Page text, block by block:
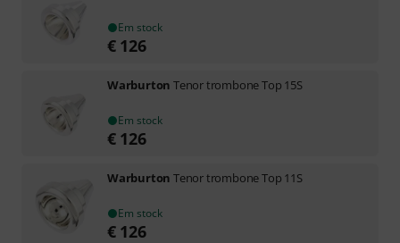
Em stock
€ 126
Warburton Tenor trombone Top 15S
Em stock
€ 126
Warburton Tenor trombone Top 11S
Em stock
€ 126